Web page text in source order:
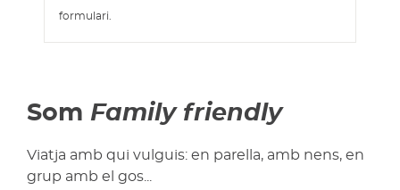
formulari.
Som Family friendly
Viatja amb qui vulguis: en parella, amb nens, en
grup amb el gos...